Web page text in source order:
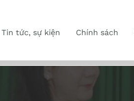
Tin tức, sự kiện Chính sách